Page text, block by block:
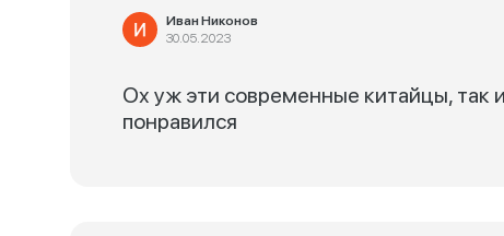
Иван Никонов
30.05.2023
Ох уж эти современные китайцы, так
понравился